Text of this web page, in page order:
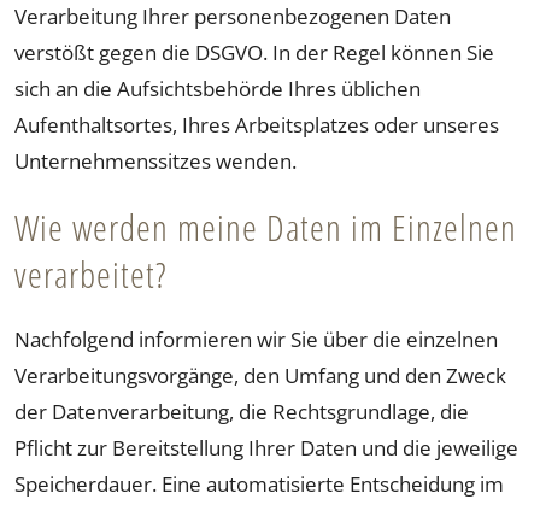
Verarbeitung Ihrer personenbezogenen Daten
verstößt gegen die DSGVO. In der Regel können Sie
sich an die Aufsichtsbehörde Ihres üblichen
Aufenthaltsortes, Ihres Arbeitsplatzes oder unseres
Unternehmenssitzes wenden.
Wie werden meine Daten im Einzelnen
verarbeitet?
Nachfolgend informieren wir Sie über die einzelnen
Verarbeitungsvorgänge, den Umfang und den Zweck
der Datenverarbeitung, die Rechtsgrundlage, die
Pflicht zur Bereitstellung Ihrer Daten und die jeweilige
Speicherdauer. Eine automatisierte Entscheidung im